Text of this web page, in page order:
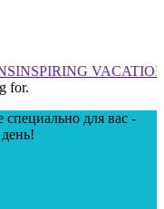
INSPIRING
for.
специально для вас -